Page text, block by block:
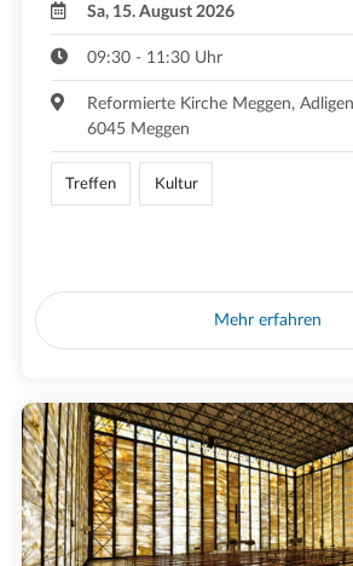
Sa, 15. August 2026
09:30 - 11:30 Uhr
Reformierte Kirche Meggen,
6045 Meggen
Treffen Kultur
Mehr erfahren